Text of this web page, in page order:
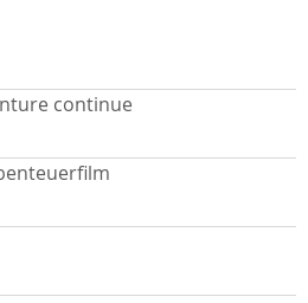
continue